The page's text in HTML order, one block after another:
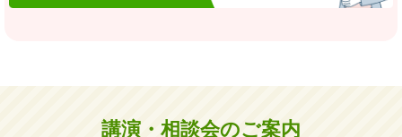
講演・相談会のご案内